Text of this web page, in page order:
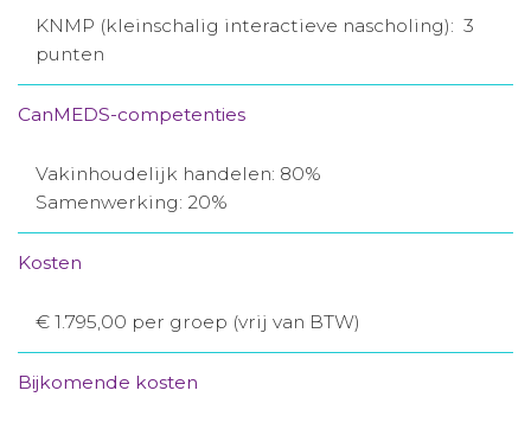
KNMP (kleinschalig interactieve nascholing): 3
punten
CanMEDS-competenties
Vakinhoudelijk handelen: 80%
Samenwerking: 20%
Kosten
€ 1.795,00 per groep (vrij van BTW)
Bijkomende kosten